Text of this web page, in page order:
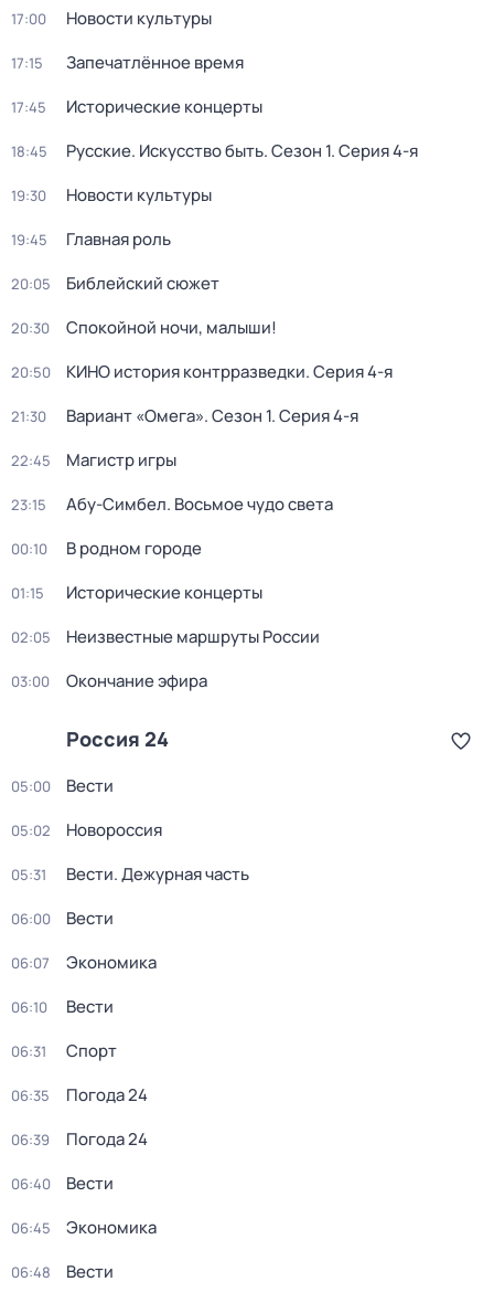
17:00 Новости культуры
17:15 Запечатлённое время
17:45 Исторические концерты
18:45 Русские. Искусство быть. Сезон 1. Серия 4-я
19:30 Новости культуры
19:45 Главная роль
20:05 Библейский сюжет
20:30 Спокойной ночи, малыши!
20:50 КИНО история контрразведки. Серия 4-я
21:30 Вариант «Омега». Сезон 1. Серия 4-я
22:45 Магистр игры
23:15 Абу-Симбел. Восьмое чудо света
00:10 В родном городе
01:15 Исторические концерты
02:05 Неизвестные маршруты России
03:00 Окончание эфира
Россия 24
05:00 Вести
05:02 Новороссия
05:31 Вести. Дежурная часть
06:00 Вести
06:07 Экономика
06:10 Вести
06:31 Спорт
06:35 Погода 24
06:39 Погода 24
06:40 Вести
06:45 Экономика
06:48 Вести